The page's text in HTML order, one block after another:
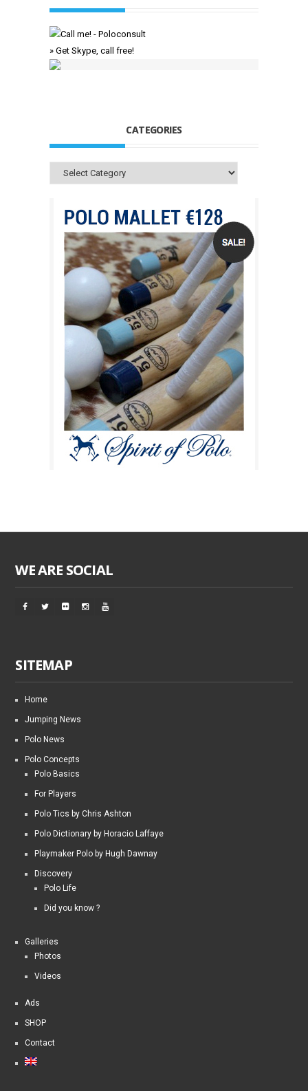
» Get Skype, call free!
CATEGORIES
Categories
WE ARE SOCIAL
SITEMAP
Home
Jumping News
Polo News
Polo Concepts
Polo Basics
For Players
Polo Tics by Chris Ashton
Polo Dictionary by Horacio Laffaye
Playmaker Polo by Hugh Dawnay
Discovery
Polo Life
Did you know ?
Galleries
Photos
Videos
Ads
SHOP
Contact